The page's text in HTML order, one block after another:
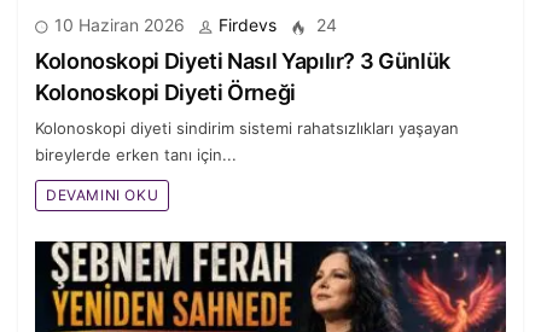
10 Haziran 2026 Firdevs 24
Kolonoskopi Diyeti Nasıl Yapılır? 3 Günlük
Kolonoskopi Diyeti Örneği
Kolonoskopi diyeti sindirim sistemi rahatsızlıkları yaşayan
bireylerde erken tanı için...
DEVAMINI OKU